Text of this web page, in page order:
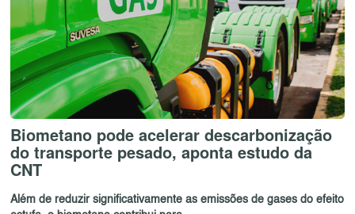
Biometano pode acelerar descarbonização
do transporte pesado, aponta estudo da
CNT
Além de reduzir significativamente as emissões de gases do efeito